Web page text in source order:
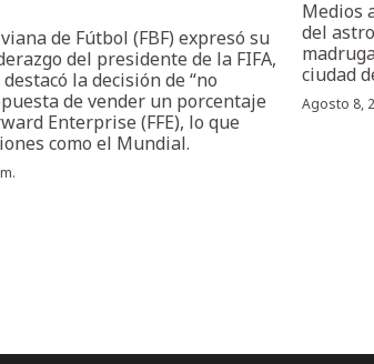
de Fútbol (FBF) expresó su
del presidente de la FIFA,
la decisión de “no
de vender un porcentaje
Enterprise (FFE), lo que
como el Mundial.
Medios
del
ciudad
Agosto 8,